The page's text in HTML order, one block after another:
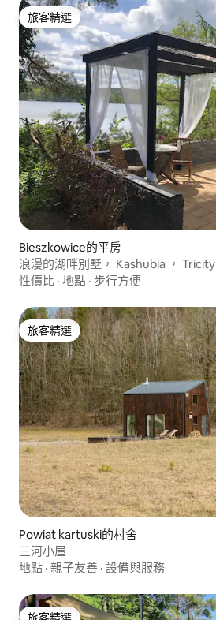
旅客精選
旅客精選
Bieszkowice的平房
浪漫的湖畔別墅， Kashubia ， Tricity
性價比 · 地點 · 步行方便
旅客精選
旅客精選
Powiat kartuski的村舍
三河小屋
地點 · 親子友善 · 設備與服務